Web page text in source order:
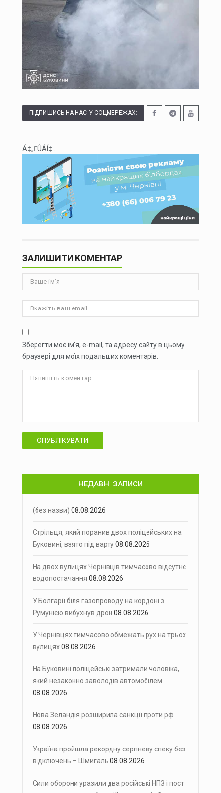
ПІДПИШИСЬ НА НАС У СОЦМЕРЕЖАХ:
Á‡„ÛÁÍ‡...
ЗАЛИШИТИ КОМЕНТАР
Зберегти моє ім'я, e-mail, та адресу сайту в цьому
браузері для моїх подальших коментарів.
ОПУБЛІКУВАТИ
НЕДАВНІ ЗАПИСИ
(без назви) 08.08.2026
Стрільця, який поранив двох поліцейських на
Буковині, взято під варту08.08.2026
На двох вулицях Чернівців тимчасово відсутнє
водопостачання 08.08.2026
У Болгарії біля газопроводу на кордоні з
Румунією вибухнув дрон 08.08.2026
У Чернівцях тимчасово обмежать рух на трьох
вулицях08.08.2026
На Буковині поліцейські затримали чоловіка,
який незаконно заволодів автомобілем
08.08.2026
Нова Зеландія розширила санкції проти рф
08.08.2026
Україна пройшла рекордну серпневу спеку без
відключень – Шмигаль 08.08.2026
Сили оборони уразили два російські НПЗ і пост